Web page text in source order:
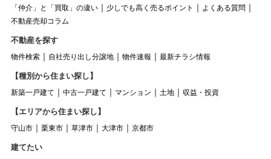
「仲介」と「買取」の違い
少しでも高く売るポイント
よくある質問
不動産売却コラム
不動産を探す
物件検索 自社売り出し分譲地 物件速報 最新チラシ情報
【種別から住まい探し】
新築一戸建て 中古一戸建て マンション 土地 収益・投資
【エリアから住まい探し】
守山市 栗東市 草津市 大津市 京都市
建てたい